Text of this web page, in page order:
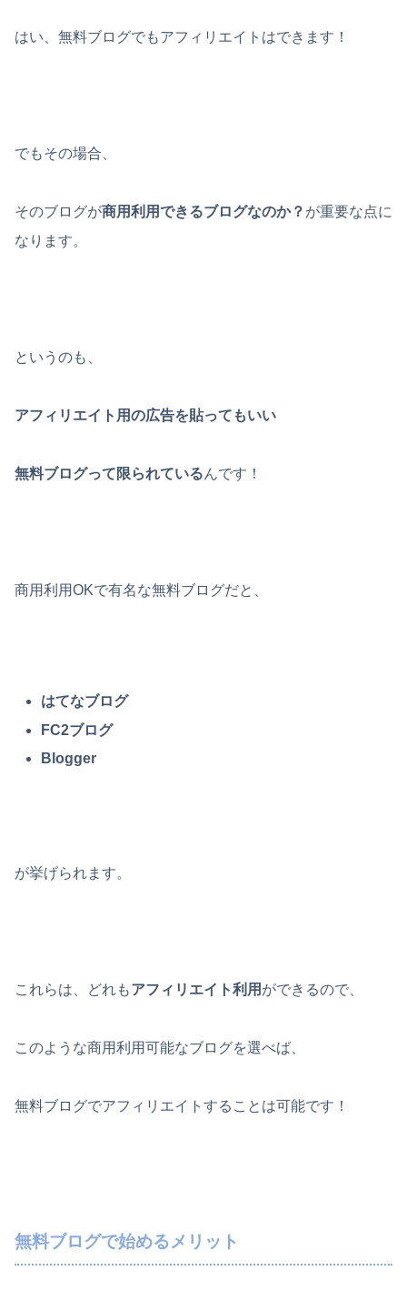
はい、無料ブログでもアフィリエイトはできます！
でもその場合、
そのブログが商用利用できるブログなのか？ が重要な点に
なります。
というのも、
アフィリエイト用の広告を貼ってもいい
無料ブログって限られているんです！
商用利用OKで有名な無料ブログだと、
はてなブログ
FC2ブログ
Blogger
が挙げられます。
これらは、どれもアフィリエイト利用 ができるので、
このような商用利用可能なブログを選べば、
無料ブログでアフィリエイトすることは可能です！
無料ブログで始めるメリット